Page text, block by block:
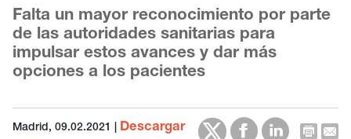
Falta un mayor reconocimiento por parte
de las autoridades sanitarias para
impulsar estos avances y dar más
opciones a los pacientes
Madrid, 09.02.2021
Descargar